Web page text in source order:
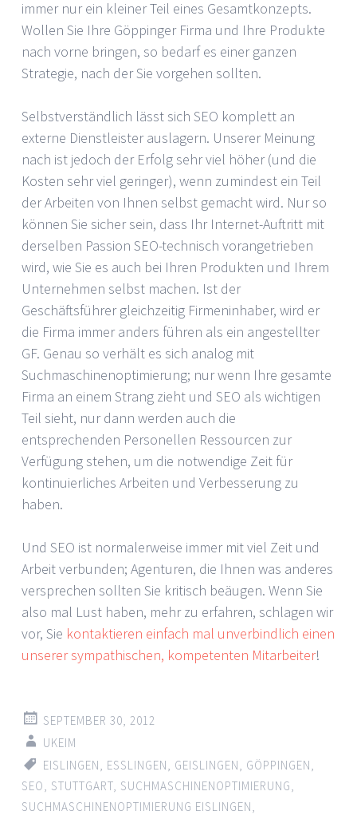
immer nur ein kleiner Teil eines Gesamtkonzepts.
Wollen Sie Ihre Göppinger Firma und Ihre Produkte
nach vorne bringen, so bedarf es einer ganzen
Strategie, nach der Sie vorgehen sollten.
Selbstverständlich lässt sich SEO komplett an
externe Dienstleister auslagern. Unserer Meinung
nach ist jedoch der Erfolg sehr viel höher (und die
Kosten sehr viel geringer), wenn zumindest ein Teil
der Arbeiten von Ihnen selbst gemacht wird. Nur so
können Sie sicher sein, dass Ihr Internet-Auftritt mit
derselben Passion SEO-technisch vorangetrieben
wird, wie Sie es auch bei Ihren Produkten und Ihrem
Unternehmen selbst machen. Ist der
Geschäftsführer gleichzeitig Firmeninhaber, wird er
die Firma immer anders führen als ein angestellter
GF. Genau so verhält es sich analog mit
Suchmaschinenoptimierung; nur wenn Ihre gesamte
Firma an einem Strang zieht und SEO als wichtigen
Teil sieht, nur dann werden auch die
entsprechenden Personellen Ressourcen zur
Verfügung stehen, um die notwendige Zeit für
kontinuierliches Arbeiten und Verbesserung zu
haben.
Und SEO ist normalerweise immer mit viel Zeit und
Arbeit verbunden; Agenturen, die Ihnen was anderes
versprechen sollten Sie kritisch beäugen. Wenn Sie
also mal Lust haben, mehr zu erfahren, schlagen wir
vor, Sie kontaktieren einfach mal unverbindlich einen
unserer sympathischen, kompetenten Mitarbeiter!
SEPTEMBER 30, 2012
UKEIM
EISLINGEN
ESSLINGEN GEISLINGEN GÖPPINGEN
SEO
STUTTGART SUCHMASCHINENOPTIMIERUNG
SUCHMASCHINENOPTIMIERUNG EISLINGEN